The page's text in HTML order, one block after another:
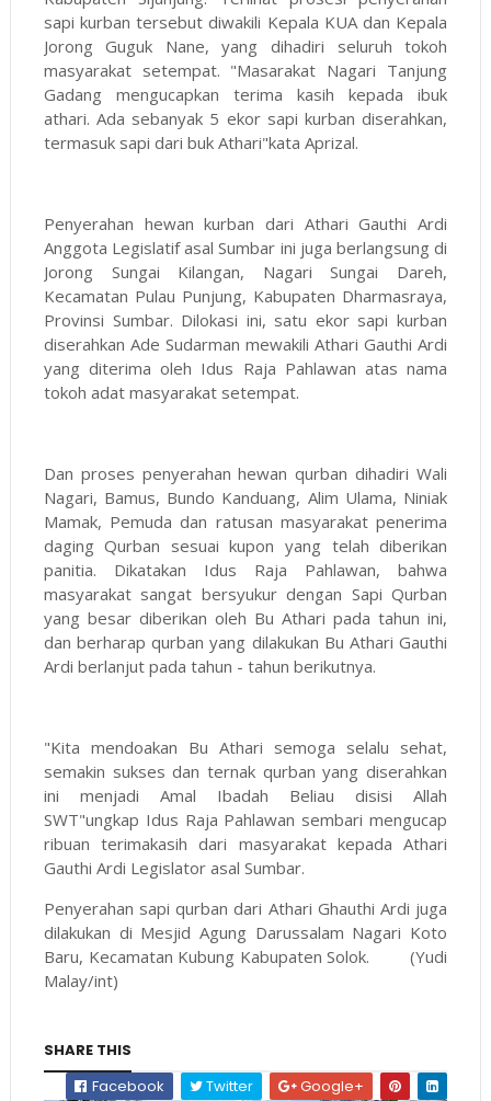
sapi kurban tersebut diwakili Kepala KUA dan Kepala
Jorong Guguk Nane, yang dihadiri seluruh tokoh
masyarakat setempat. "Masarakat Nagari Tanjung
Gadang mengucapkan terima kasih kepada ibuk
athari. Ada sebanyak 5 ekor sapi kurban diserahkan,
termasuk sapi dari buk Athari"kata Aprizal.
Penyerahan hewan kurban dari Athari Gauthi Ardi
Anggota Legislatif asal Sumbar ini juga berlangsung di
Jorong Sungai Kilangan, Nagari Sungai Dareh,
Kecamatan Pulau Punjung, Kabupaten Dharmasraya,
Provinsi Sumbar. Dilokasi ini, satu ekor sapi kurban
diserahkan Ade Sudarman mewakili Athari Gauthi Ardi
yang diterima oleh Idus Raja Pahlawan atas nama
tokoh adat masyarakat setempat.
Dan proses penyerahan hewan qurban dihadiri Wali
Nagari, Bamus, Bundo Kanduang, Alim Ulama, Niniak
Mamak, Pemuda dan ratusan masyarakat penerima
daging Qurban sesuai kupon yang telah diberikan
panitia. Dikatakan Idus Raja Pahlawan, bahwa
masyarakat sangat bersyukur dengan Sapi Qurban
yang besar diberikan oleh Bu Athari pada tahun ini,
dan berharap qurban yang dilakukan Bu Athari Gauthi
Ardi berlanjut pada tahun - tahun berikutnya.
"Kita mendoakan Bu Athari semoga selalu sehat,
semakin sukses dan ternak qurban yang diserahkan
ini menjadi Amal Ibadah Beliau disisi Allah
SWT"ungkap Idus Raja Pahlawan sembari mengucap
ribuan terimakasih dari masyarakat kepada Athari
Gauthi Ardi Legislator asal Sumbar.
Penyerahan sapi qurban dari Athari Ghauthi Ardi juga
dilakukan di Mesjid Agung Darussalam Nagari Koto
Baru, Kecamatan Kubung Kabupaten Solok. (Yudi
Malay/int)
SHARE THIS
Facebook
Twitter Google+